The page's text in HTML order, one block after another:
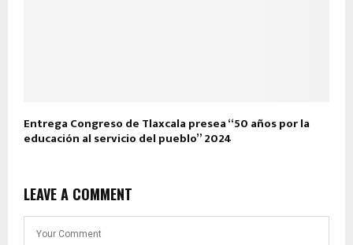
Entrega Congreso de Tlaxcala presea “50 años por la
educación al servicio del pueblo” 2024
LEAVE A COMMENT